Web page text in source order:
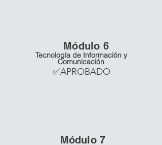
Tecnología de Información y
Comunicación
Módulo 6
✅APROBADO
Módulo 7